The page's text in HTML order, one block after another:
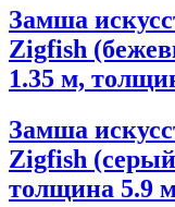
Замша
Zigfish
1.35 м,
Замша
Zigfish
толщина 5.9